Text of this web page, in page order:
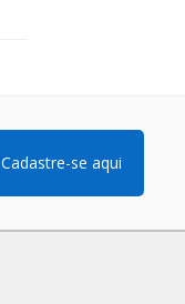
Cadastre-se aqui